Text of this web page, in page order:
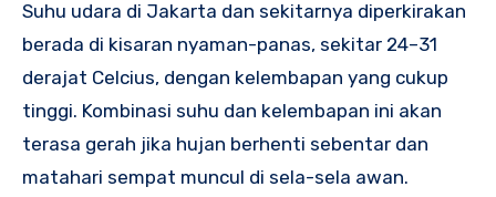
Suhu udara di Jakarta dan sekitarnya diperkirakan
berada di kisaran nyaman-panas, sekitar 24–31
derajat Celcius, dengan kelembapan yang cukup
tinggi. Kombinasi suhu dan kelembapan ini akan
terasa gerah jika hujan berhenti sebentar dan
matahari sempat muncul di sela-sela awan.